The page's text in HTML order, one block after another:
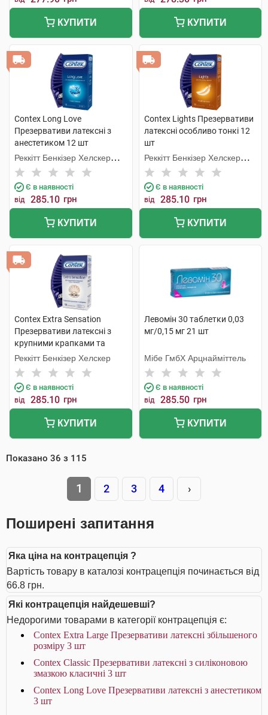
КУПИТИ КУПИТИ
Contex Long Love
Презервативи латексні з
анестетиком 12 шт
Реккітт Бенкізер Хелскер
Мануфектурінг
Є в наявності
від 285.10 грн
КУПИТИ
Contex Lights Презервативи
латексні особливо тонкі 12
шт
Реккітт Бенкізер Хелскер
Мануфектурінг
Є в наявності
від 285.10 грн
КУПИТИ
Contex Extra Sensation
Презервативи латексні з
крупними крапками та
ребрами 12 шт
Реккітт Бенкізер Хелскер
Є в наявності
від 285.10 грн
КУПИТИ
Левомін 30 таблетки 0,03
мг/0,15 мг 21 шт
Мібе ГмбХ Арцнайміттель
Є в наявності
від 285.50 грн
КУПИТИ
Показано 36 з 115
1 2 3 4 ›
Поширені запитання
Яка ціна на контрацепція ?
Вартість товару в каталозі контрацепція починається від
66.8 грн.
Які контрацепція найдешевші?
Недорогими товарами в категорії контрацепція є:
Contex Extra Large Презервативи латексні збільшеного
розміру 3 шт
Contex Classic Презервативи латексні з силіконовою
змазкою класичні 3 шт
Contex Long Love Презервативи латексні з анестетиком
3 шт